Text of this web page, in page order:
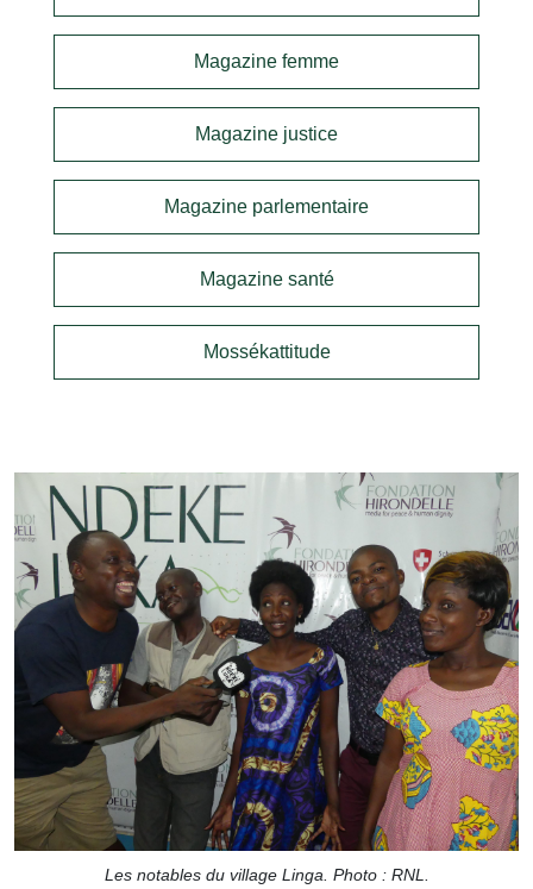
Magazine femme
Magazine justice
Magazine parlementaire
Magazine santé
Mossékattitude
Les notables du village Linga. Photo : RNL.